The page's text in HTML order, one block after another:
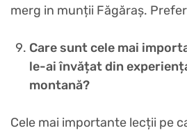
merg in munții Făgăraș.
Care sunt cele mai
le-ai învățat din
montană?
Cele mai importante lecții pe